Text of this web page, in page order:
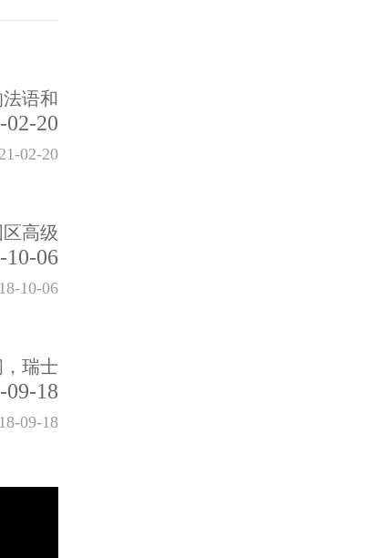
语和
02-20
21-02-20
高级
10-06
18-10-06
瑞士
09-18
18-09-18